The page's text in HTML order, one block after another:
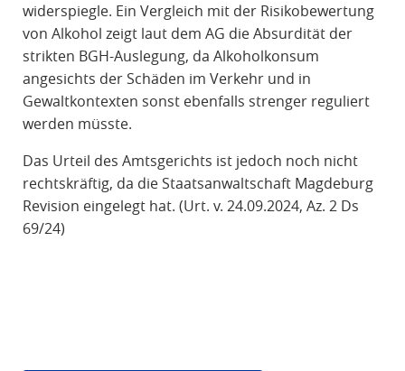
widerspiegle. Ein Vergleich mit der Risikobewertung
von Alkohol zeigt laut dem AG die Absurdität der
strikten BGH-Auslegung, da Alkoholkonsum
angesichts der Schäden im Verkehr und in
Gewaltkontexten sonst ebenfalls strenger reguliert
werden müsste.
Das Urteil des Amtsgerichts ist jedoch noch nicht
rechtskräftig, da die Staatsanwaltschaft Magdeburg
Revision eingelegt hat. (Urt. v. 24.09.2024, Az. 2 Ds
69/24)